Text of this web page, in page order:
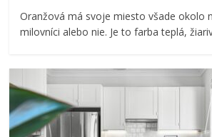
Oranžová má svoje miesto všade okolo
milovníci alebo nie. Je to farba teplá,